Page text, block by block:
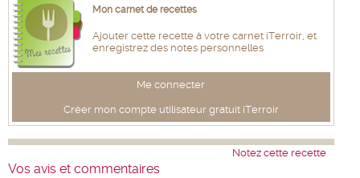
Mon carnet de recettes
Ajouter cette recette à votre carnet iTerroir, et
enregistrez des notes personnelles
Me connecter
Créer mon compte utilisateur gratuit iTerroir
Notez cette recette
Vos avis et commentaires